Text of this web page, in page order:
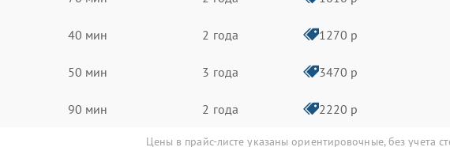
40 мин 2 года 1270 р
50 мин 3 года 3470 р
90 мин 2 года 2220 р
Цены в прайс-листе указаны ориентировочные, без учета